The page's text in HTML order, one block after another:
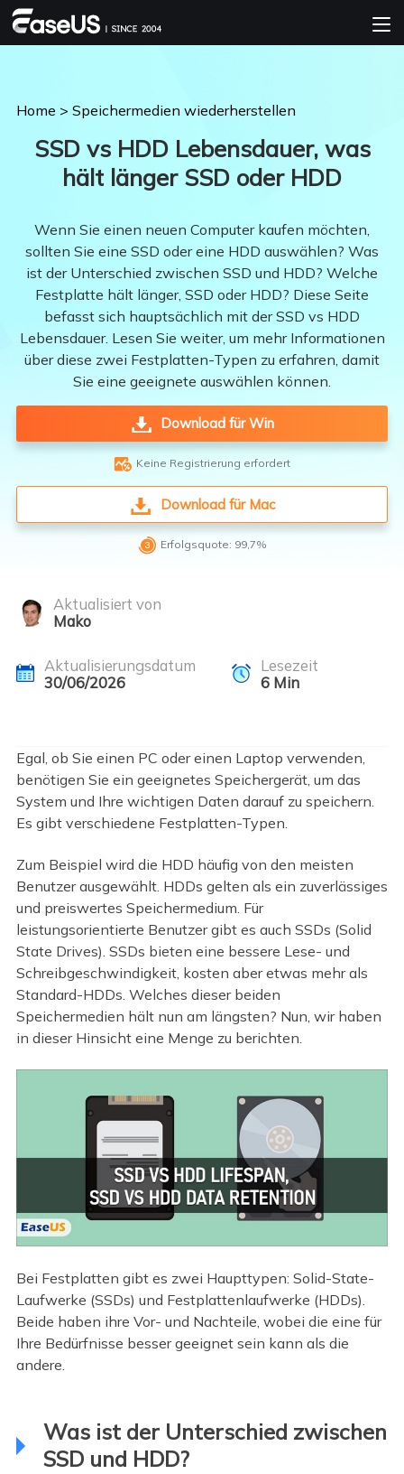
Home > Speichermedien wiederherstellen
SSD vs HDD Lebensdauer, was
hält länger SSD oder HDD
Wenn Sie einen neuen Computer kaufen möchten,
sollten Sie eine SSD oder eine HDD auswählen? Was
ist der Unterschied zwischen SSD und HDD? Welche
Festplatte hält länger, SSD oder HDD? Diese Seite
befasst sich hauptsächlich mit der SSD vs HDD
Lebensdauer. Lesen Sie weiter, um mehr Informationen
über diese zwei Festplatten-Typen zu erfahren, damit
Sie eine geeignete auswählen können.
Download für Win
 Keine Registrierung erfordert
Download für Mac
 Erfolgsquote: 99,7%
Aktualisiert von
Mako
Aktualisierungsdatum
30/06/2026
Lesezeit
6Min
Egal, ob Sie einen PC oder einen Laptop verwenden,
benötigen Sie ein geeignetes Speichergerät, um das
System und Ihre wichtigen Daten darauf zu speichern.
Es gibt verschiedene Festplatten-Typen.
Zum Beispiel wird die HDD häufig von den meisten
Benutzer ausgewählt. HDDs gelten als ein zuverlässiges
und preiswertes Speichermedium. Für
leistungsorientierte Benutzer gibt es auch SSDs (Solid
State Drives). SSDs bieten eine bessere Lese- und
Schreibgeschwindigkeit, kosten aber etwas mehr als
Standard-HDDs. Welches dieser beiden
Speichermedien hält nun am längsten? Nun, wir haben
in dieser Hinsicht eine Menge zu berichten.
Bei Festplatten gibt es zwei Haupttypen: Solid-State-
Laufwerke (SSDs) und Festplattenlaufwerke (HDDs).
Beide haben ihre Vor- und Nachteile, wobei die eine für
Ihre Bedürfnisse besser geeignet sein kann als die
andere.
Was ist der Unterschied zwischen
SSD und HDD?